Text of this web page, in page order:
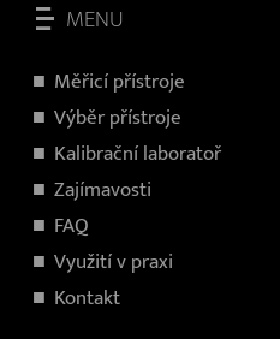
MENU
Měřicí přístroje
Výběr přístroje
Kalibrační laboratoř
Zajímavosti
FAQ
Využití v praxi
Kontakt